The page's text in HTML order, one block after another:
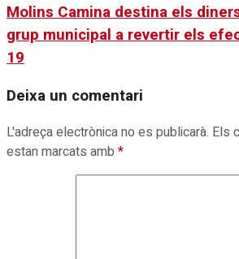
Molins Camina destina els
grup municipal a revertir els
19
Deixa un comentari
L'adreça electrònica no es publicarà. Els
estan marcats amb *